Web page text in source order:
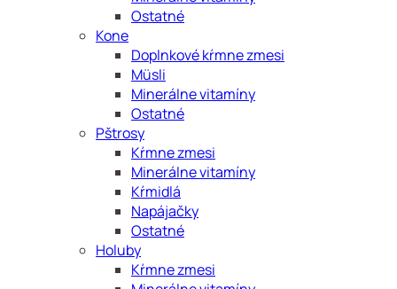
Ostatné
Kone
Doplnkové kŕmne zmesi
Müsli
Minerálne vitamíny
Ostatné
Pštrosy
Kŕmne zmesi
Minerálne vitamíny
Kŕmidlá
Napájačky
Ostatné
Holuby
Kŕmne zmesi